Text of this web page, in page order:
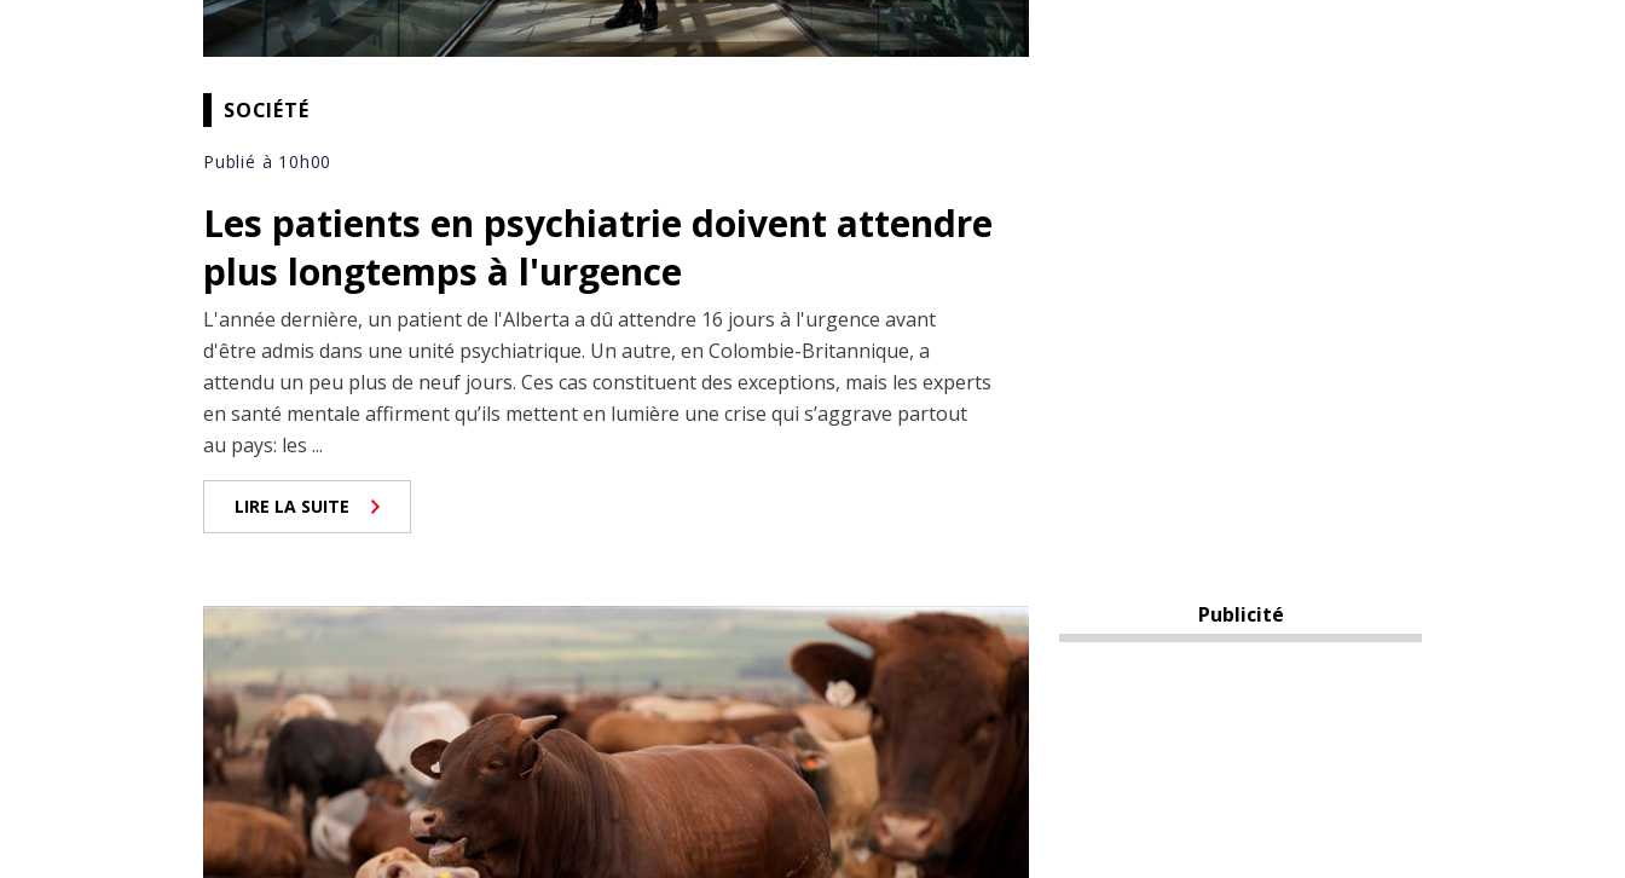
SOCIÉTÉ
Publié à 10h00
Les patients en psychiatrie doivent attendre
plus longtemps à l'urgence
L'année dernière, un patient de l'Alberta a dû attendre 16 jours à l'urgence avant
d'être admis dans une unité psychiatrique. Un autre, en Colombie-Britannique, a
attendu un peu plus de neuf jours. Ces cas constituent des exceptions, mais les experts
en santé mentale affirment qu’ils mettent en lumière une crise qui s’aggrave partout
au pays: les ...
LIRE LA SUITE
Publicité